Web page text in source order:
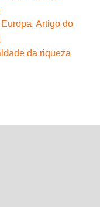
Artigo do
da riqueza